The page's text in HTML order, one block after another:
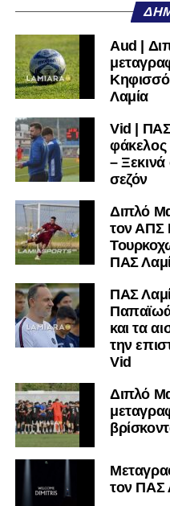
Twitterκαι
μαθαίνετε σε χρόνο dt όλα
Aud |
Λαμία
Vid |
φάκελος
–
σεζόν
Διπλό
τον ΑΠΣ
ΠΑΣ
ΠΑΣ
και τα
την
Vid
Διπλό
τον ΠΑΣ